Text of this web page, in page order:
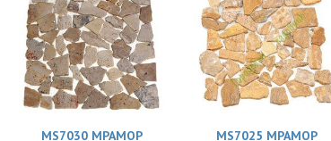
MS7030 МРАМОР
MS7025 МРАМОР